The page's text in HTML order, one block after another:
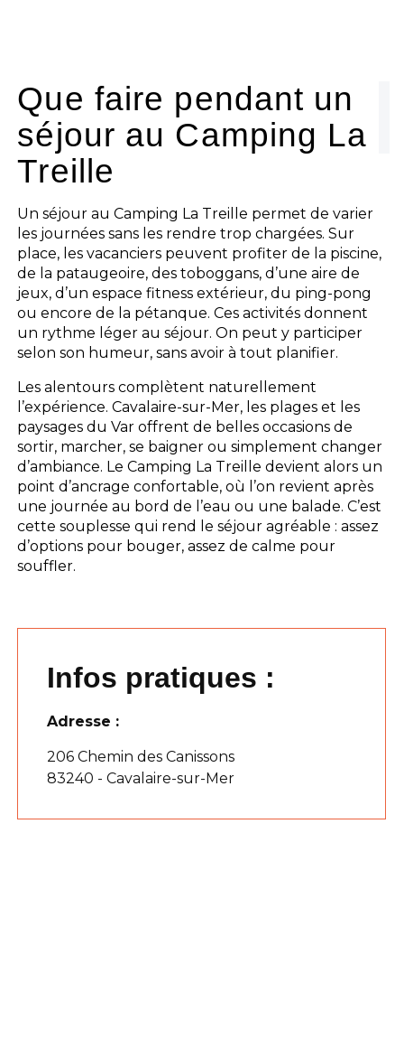
Que faire pendant un
séjour au Camping La
Treille
Un séjour au Camping La Treille permet de varier
les journées sans les rendre trop chargées. Sur
place, les vacanciers peuvent profiter de la piscine,
de la pataugeoire, des toboggans, d’une aire de
jeux, d’un espace fitness extérieur, du ping-pong
ou encore de la pétanque. Ces activités donnent
un rythme léger au séjour. On peut y participer
selon son humeur, sans avoir à tout planifier.
Les alentours complètent naturellement
l’expérience. Cavalaire-sur-Mer, les plages et les
paysages du Var offrent de belles occasions de
sortir, marcher, se baigner ou simplement changer
d’ambiance. Le Camping La Treille devient alors un
point d’ancrage confortable, où l’on revient après
une journée au bord de l’eau ou une balade. C’est
cette souplesse qui rend le séjour agréable : assez
d’options pour bouger, assez de calme pour
souffler.
Infos pratiques :
Adresse :
206 Chemin des Canissons
83240 - Cavalaire-sur-Mer